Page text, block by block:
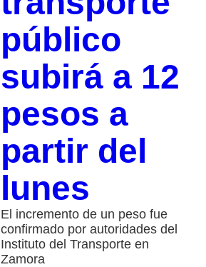
público
subirá a 12
pesos a
partir del
lunes
El incremento de un peso fue
confirmado por autoridades del
Instituto del Transporte en
Zamora